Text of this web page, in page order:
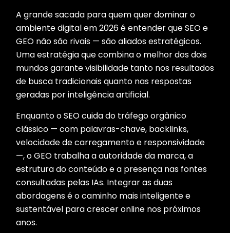
A grande sacada para quem quer dominar o
ambiente digital em 2026 é entender que SEO e
GEO não são rivais — são aliados estratégicos.
Uma estratégia que combina o melhor dos dois
mundos garante visibilidade tanto nos resultados
de busca tradicionais quanto nas respostas
geradas por inteligência artificial.
Enquanto o SEO cuida do tráfego orgânico
clássico — com palavras-chave, backlinks,
velocidade de carregamento e responsividade
—, o GEO trabalha a autoridade da marca, a
estrutura do conteúdo e a presença nas fontes
consultadas pelas IAs. Integrar as duas
abordagens é o caminho mais inteligente e
sustentável para crescer online nos próximos
anos.